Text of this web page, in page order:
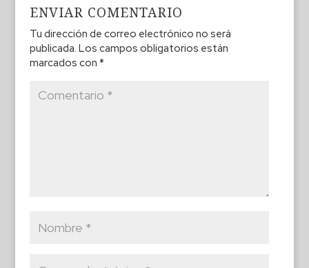
ENVIAR COMENTARIO
Tu dirección de correo electrónico no será
publicada. Los campos obligatorios están
marcados con *